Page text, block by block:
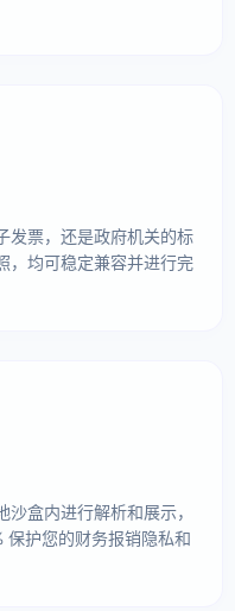
发票，还是政府机关的标
，均可稳定兼容并进行完
盒内进行解析和展示，
保护您的财务报销隐私和